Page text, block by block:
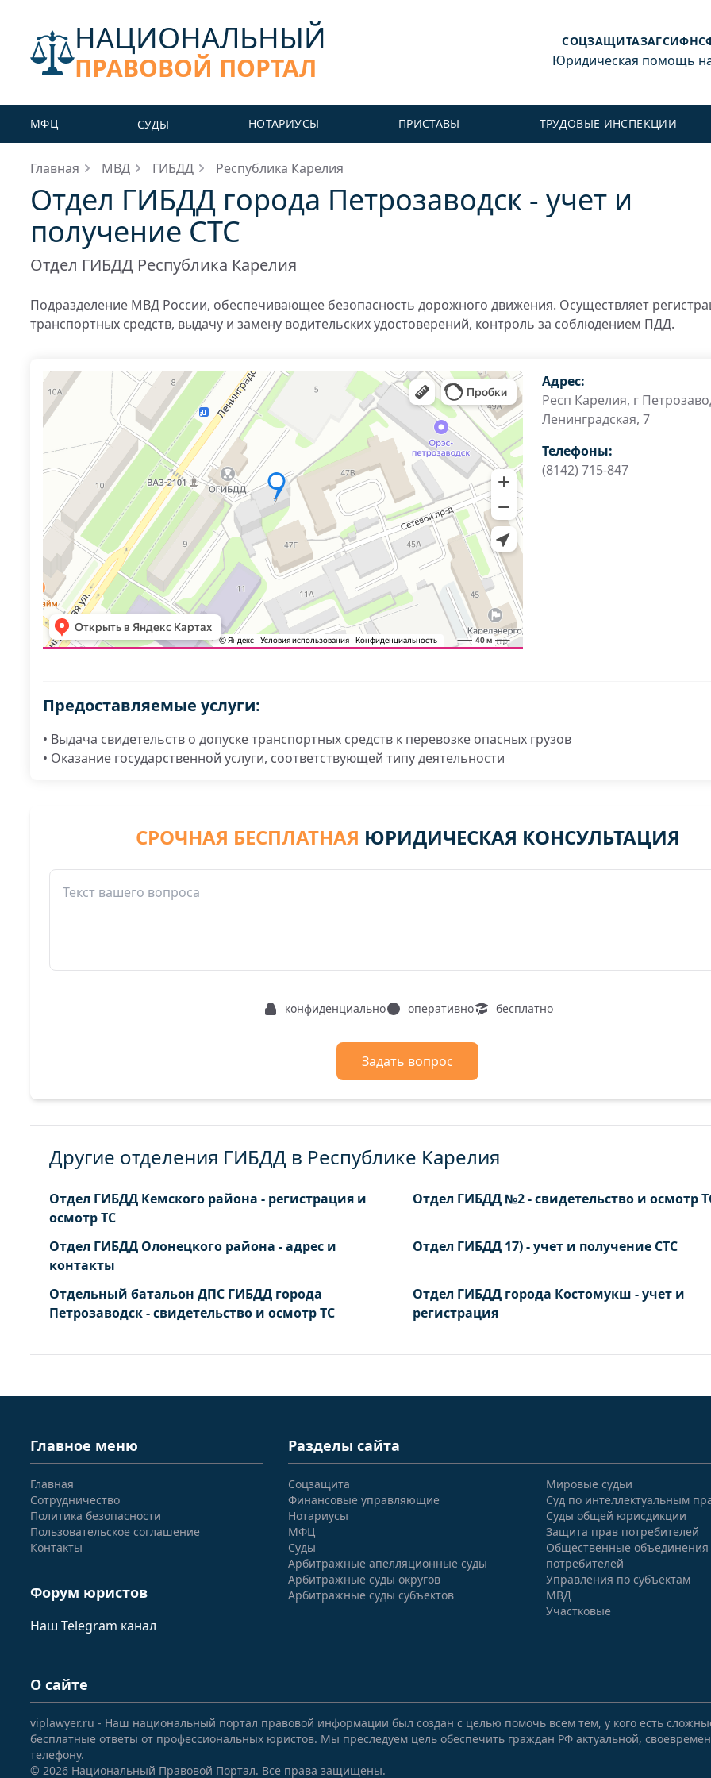
НАЦИОНАЛЬНЫЙ
ПРАВОВОЙ ПОРТАЛ
СОЦЗАЩИТАЗАГСИФНС
Юридическая помощь
МФЦ СУДЫ НОТАРИУСЫ ПРИСТАВЫ ТРУДОВЫЕ ИНСПЕКЦИИ
Главная МВД ГИБДД Республика Карелия
Отдел ГИБДД города Петрозаводск - учет и
получение СТС
Отдел ГИБДД Республика Карелия
Подразделение МВД России, обеспечивающее безопасность дорожного движения. Осуществляет
транспортных средств, выдачу и замену водительских удостоверений, контроль за соблюдением ПДД.
Адрес:
Респ Карелия, г
Ленинградская, 7
Телефоны:
(8142) 715-847
Предоставляемые услуги:
• Выдача свидетельств о допуске транспортных средств к перевозке опасных грузов
• Оказание государственной услуги, соответствующей типу деятельности
СРОЧНАЯ БЕСПЛАТНАЯ ЮРИДИЧЕСКАЯ КОНСУЛЬТАЦИЯ
конфиденциально оперативно бесплатно
Задать вопрос
Другие отделения ГИБДД в Республике Карелия
Отдел ГИБДД Кемского района - регистрация и
осмотр ТС
Отдел ГИБДД №2 - свидетельство и осмотр
Отдел ГИБДД Олонецкого района - адрес и
контакты
Отдел ГИБДД 17) - учет и получение СТС
Отдельный батальон ДПС ГИБДД города
Петрозаводск - свидетельство и осмотр ТС
Отдел ГИБДД города Костомукш - учет и
регистрация
Главное меню
Главная
Сотрудничество
Политика безопасности
Пользовательское соглашение
Контакты
Форум юристов
Наш Telegram канал
Разделы сайта
Соцзащита
Финансовые управляющие
Нотариусы
МФЦ
Суды
Арбитражные апелляционные суды
Арбитражные суды округов
Арбитражные суды субъектов
Мировые судьи
Суд по интеллектуальным
Суды общей юрисдикции
Защита прав потребителей
Общественные объединения
потребителей
Управления по субъектам
МВД
Участковые
О сайте
viplawyer.ru - Наш национальный портал правовой информации был создан с целью помочь всем тем, у кого есть
бесплатные ответы от профессиональных юристов. Мы преследуем цель обеспечить граждан РФ актуальной,
телефону.
© 2026 Национальный Правовой Портал. Все права защищены.